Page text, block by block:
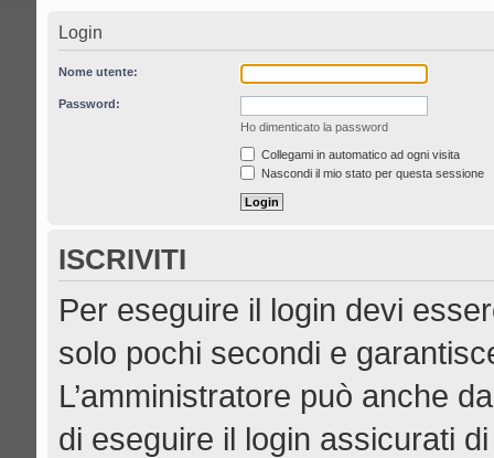
Login
Nome utente:
Password:
Ho dimenticato la password
Collegami in automatico ad ogni visita
Nascondi il mio stato per questa sessione
ISCRIVITI
Per eseguire il login devi
solo pochi secondi e
L’amministratore può anche
di eseguire il login assicurati